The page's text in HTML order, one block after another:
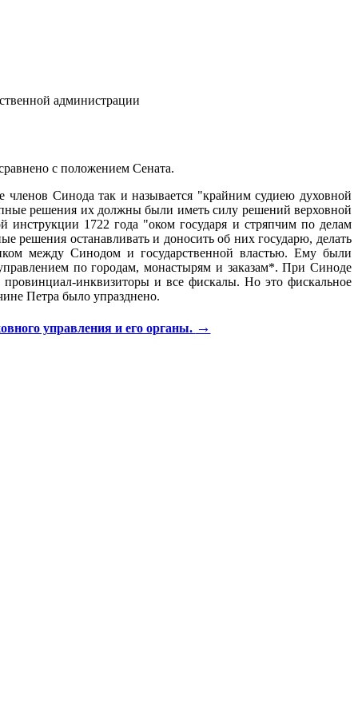
администрации
с положением Сената.
Синода так и называется "крайним судиею духовной
решения их должны были иметь силу решений верховной
инструкции 1722 года "оком государя и стряпчим по делам
решения останавливать и доносить об них государю, делать
между Синодом и государственной властью. Ему были
по городам, монастырям и заказам*. При Синоде
провинциал-инквизиторы и все фискалы. Но это фискальное
Петра было упразднено.
управления и его органы. →